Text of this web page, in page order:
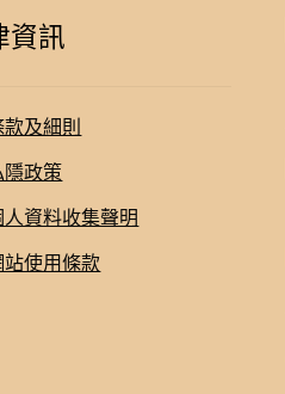
資訊
及細則
隱政策
人資料收集聲明
站使用條款